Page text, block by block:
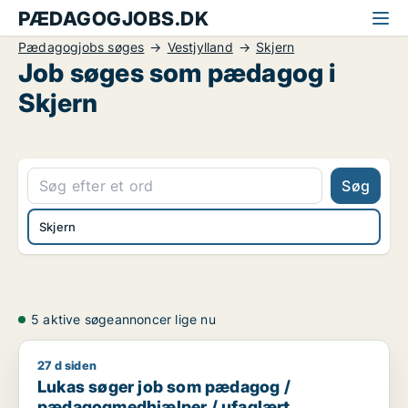
PÆDAGOGJOBS.DK
Pædagogjobs søges Vestjylland Skjern
Job søges som pædagog i
Skjern
Søg
Skjern
5 aktive søgeannoncer lige nu
Lukas søger job som pædagog / pædagogmedhjælper /
27 d siden
Lukas søger job som pædagog /